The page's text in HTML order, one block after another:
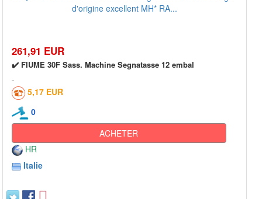
261,91 EUR
✔️ FIUME 30F Sass. Machine Segnatasse 12 embal
5,17 EUR
0
ACHETER
HR
Italie